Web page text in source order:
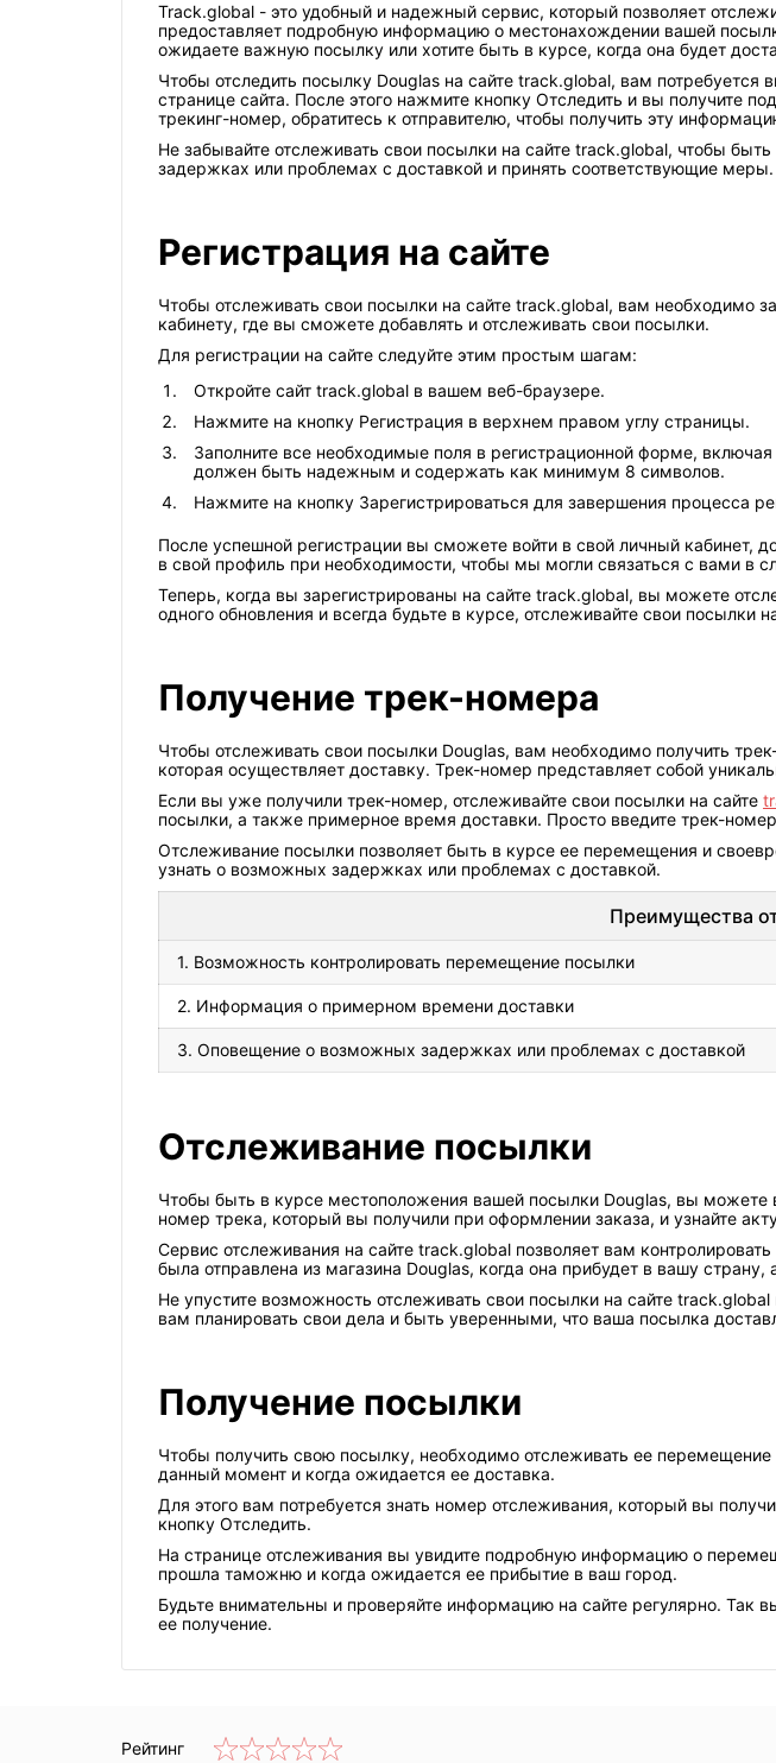
Track.global - это удобный и надежный сервис, который позволяет
предоставляет подробную информацию о местонахождении вашей
ожидаете важную посылку или хотите быть в курсе, когда она будет
Чтобы отследить посылку Douglas на сайте track.global, вам
странице сайта. После этого нажмите кнопку Отследить и вы получите
трекинг-номер, обратитесь к отправителю, чтобы получить эту
Не забывайте отслеживать свои посылки на сайте track.global, чтобы
задержках или проблемах с доставкой и принять соответствующие
Регистрация на сайте
Чтобы отслеживать свои посылки на сайте track.global, вам необходимо
кабинету, где вы сможете добавлять и отслеживать свои посылки.
Для регистрации на сайте следуйте этим простым шагам:
Откройте сайт track.global в вашем веб-браузере.
Нажмите на кнопку Регистрация в верхнем правом углу страницы.
Заполните все необходимые поля в регистрационной форме,
должен быть надежным и содержать как минимум 8 символов.
Нажмите на кнопку Зарегистрироваться для завершения процесса
После успешной регистрации вы сможете войти в свой личный кабинет,
в свой профиль при необходимости, чтобы мы могли связаться с вами в
Теперь, когда вы зарегистрированы на сайте track.global, вы можете
одного обновления и всегда будьте в курсе, отслеживайте свои посылки
Получение трек-номера
Чтобы отслеживать свои посылки Douglas, вам необходимо получить
которая осуществляет доставку. Трек-номер представляет собой
Если вы уже получили трек-номер, отслеживайте свои посылки на сайте
посылки, а также примерное время доставки. Просто введите трек-
Отслеживание посылки позволяет быть в курсе ее перемещения и
узнать о возможных задержках или проблемах с доставкой.
Преимущества
1. Возможность контролировать перемещение посылки
2. Информация о примерном времени доставки
3. Оповещение о возможных задержках или проблемах с доставкой
Отслеживание посылки
Чтобы быть в курсе местоположения вашей посылки Douglas, вы можете
номер трека, который вы получили при оформлении заказа, и узнайте
Сервис отслеживания на сайте track.global позволяет вам
была отправлена из магазина Douglas, когда она прибудет в вашу
Не упустите возможность отслеживать свои посылки на сайте
вам планировать свои дела и быть уверенными, что ваша посылка
Получение посылки
Чтобы получить свою посылку, необходимо отслеживать ее
данный момент и когда ожидается ее доставка.
Для этого вам потребуется знать номер отслеживания, который вы
кнопку Отследить.
На странице отслеживания вы увидите подробную информацию о
прошла таможню и когда ожидается ее прибытие в ваш город.
Будьте внимательны и проверяйте информацию на сайте регулярно. Так
ее получение.
Рейтинг